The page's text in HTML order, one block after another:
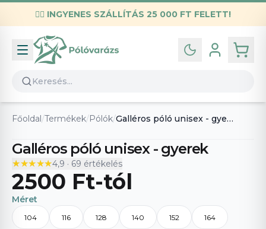
✌🏼 INGYENES SZÁLLÍTÁS 25 000 FT FELETT!
Infó
Kapcsolat
GYIK
Általános szerződési feltételek
Adatvédelmi nyilatkozat
Főoldal /Termékek/Pólók/ Galléros póló unisex - gyerek
Galléros póló unisex - gyerek
★★★★★
★★★★★4,9 · 69 értékelés
2500 Ft-tól
Méret
104 116 128 140 152 164